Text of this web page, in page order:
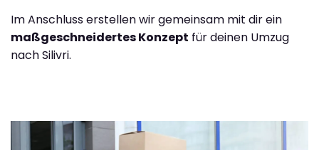
Im Anschluss erstellen wir gemeinsam mit dir ein
maßgeschneidertes Konzept für deinen Umzug
nach Silivri.